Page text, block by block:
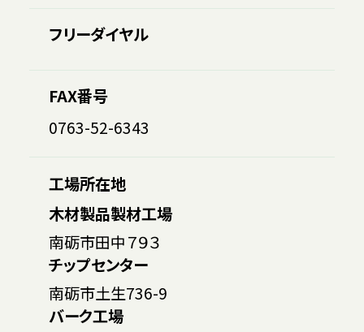
フリーダイヤル
FAX番号
0763-52-6343
工場所在地
木材製品製材工場
南砺市田中７９３
チップセンター
南砺市土生736-9
バーク工場